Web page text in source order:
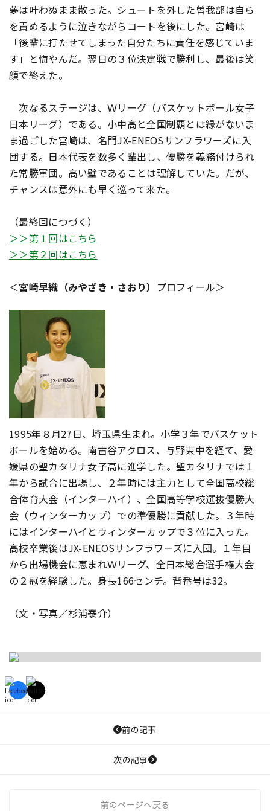
夢は叶わぬまま散った。シュートを外した曽我部は自ら
を責めるように泣きながらコートを後にした。宮崎は
「後輩に打たせてしまった自分たちに責任を感じていま
す」と悔やんだ。翌日の３位決定戦で勝利し、最後は笑
顔で終えた。
次なるステージは、Ｗリーグ（バスケットボール女子
日本リーグ）である。小中高と全国制覇とは縁がないま
ま過ごした宮崎は、名門JX-ENEOSサンフラワーズに入
団する。日本代表を数多く輩出し、優勝を義務付けられ
た常勝軍団。高い壁であることは理解していた。だが、
チャンスは意外にも早く巡って来た――。
（最終回につづく）
＞＞第１回はこちら
＞＞第２回はこちら
＜宮崎早織（みやざき・さおり） プロフィール＞
1995年８月27日、埼玉県生まれ。小学３年でバスケット
ボールを始める。南古谷アクロス、与野東中を経て、愛
媛県の聖カタリナ女子高に進学した。聖カタリナでは１
年から試合に出場し、２年時には主力として全国高校総
合体育大会（インターハイ）、全国高等学校選抜優勝大
会（ウィンターカップ）での準優勝に貢献した。３年時
にはインターハイとウィンターカップで３位に入った。
高校卒業後はJX-ENEOSサンフラワーズに入団。１年目
から出場機会に恵まれＷリーグ、全日本総合選手権大会
の２冠を経験した。身長166センチ。背番号は32。
（文・写真／杉浦泰介）
前の記事
次の記事
前のページへ戻る